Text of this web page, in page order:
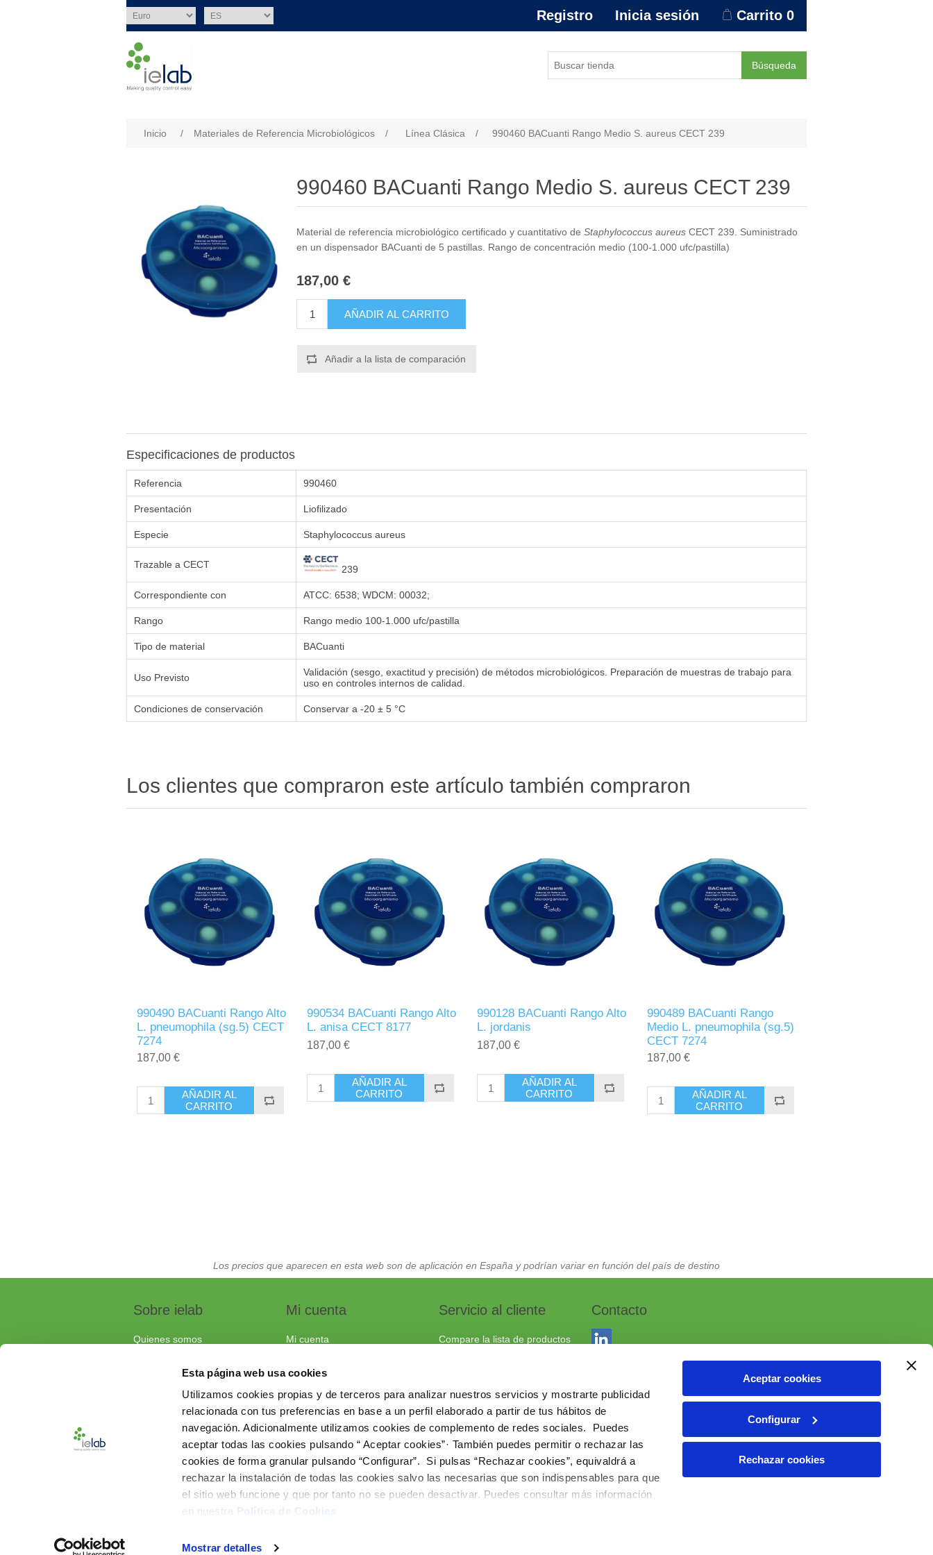
Esta página web usa cookies
Utilizamos cookies propias y de terceros para analizar nuestros servicios y mostrarte publicidad
relacionada con tus preferencias en base a un perfil elaborado a partir de tus hábitos de
navegación. Adicionalmente utilizamos cookies de complemento de redes sociales. Puedes
aceptar todas las cookies pulsando “ Aceptar cookies”· También puedes permitir o rechazar las
cookies de forma granular pulsando “Configurar”. Si pulsas “Rechazar cookies”, equivaldrá a
rechazar la instalación de todas las cookies salvo las necesarias que son indispensables para que
el sitio web funcione y que por tanto no se pueden desactivar. Puedes consultar más información
en nuestra Política de Cookies
Mostrar detalles
Aceptar cookies
Configurar
Rechazar cookies
Registro Inicia sesión Carrito 0
Búsqueda
Inicio / Materiales de Referencia Microbiológicos / Línea Clásica / 990460 BACuanti Rango Medio S. aureus CECT 239
990460 BACuanti Rango Medio S. aureus CECT 239
Material de referencia microbiológico certificado y cuantitativo de Staphylococcus aureus CECT 239. Suministrado
en un dispensador BACuanti de 5 pastillas. Rango de concentración medio (100-1.000 ufc/pastilla)
187,00 €
AÑADIR AL CARRITO
Añadir a la lista de comparación
Especificaciones de productos
Referencia 990460
Presentación Liofilizado
Especie Staphylococcus aureus
Trazable a CECT 239
Correspondiente con ATCC: 6538; WDCM: 00032;
Rango Rango medio 100-1.000 ufc/pastilla
Tipo de material BACuanti
Uso Previsto
Validación (sesgo, exactitud y precisión) de métodos microbiológicos. Preparación de muestras de trabajo para
uso en controles internos de calidad.
Condiciones de conservación Conservar a -20 ± 5 °C
Los clientes que compraron este artículo también compraron
990490 BACuanti Rango Alto
L. pneumophila (sg.5) CECT
7274
187,00 €
AÑADIR AL
CARRITO
990534 BACuanti Rango Alto
L. anisa CECT 8177
187,00 €
AÑADIR AL
CARRITO
990128 BACuanti Rango Alto
L. jordanis
187,00 €
AÑADIR AL
CARRITO
990489 BACuanti Rango
Medio L. pneumophila (sg.5)
CECT 7274
187,00 €
AÑADIR AL
CARRITO
Los precios que aparecen en esta web son de aplicación en España y podrían variar en función del país de destino
Sobre ielab
Quienes somos
Soluciones a medida
Contacta con nosotros
Documentos de interés
Preguntas frecuentes
Mi cuenta
Mi cuenta
Servicio al cliente
Compare la lista de productos
Aviso Legal
Política de privacidad
Contacto
Dracma, 7 - Polígono Industrial Las Atalayas
03114 ALICANTE (España)
+34 966 10 55 01
comercial@ielab.es
www.ielab.es
nopCommerce